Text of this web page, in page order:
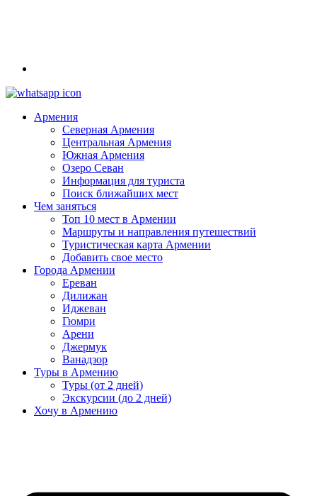
Армения
Северная Армения
Центральная Армения
Южная Армения
Озеро Севан
Информация для туриста
Поиск ближайших мест
Чем заняться
Топ 10 мест в Армении
Маршруты и направления путешествий
Туристическая карта Армении
Добавить свое место
Города Армении
Ереван
Дилижан
Иджеван
Гюмри
Арени
Джермук
Ванадзор
Туры в Армению
Туры (от 2 дней)
Экскурсии (до 2 дней)
Хочу в Армению